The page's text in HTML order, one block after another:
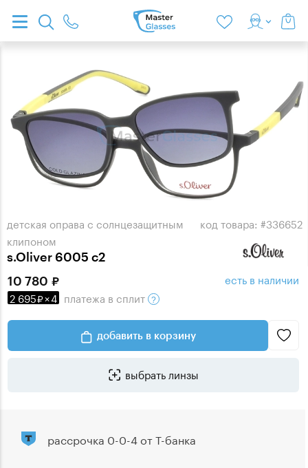
детская оправа с солнцезащитным
клипоном
s.Oliver 6005 c2
код товара: #336652
10 780
2 695 ×4 платежа в сплит
есть в наличии
добавить в корзину
выбрать линзы
рассрочка 0-0-4 от Т-банка